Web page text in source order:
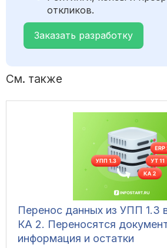
откликов.
Заказать разработку
См. также
Перенос данных из УПП 1.3
КА 2. Переносятся
информация и остатки